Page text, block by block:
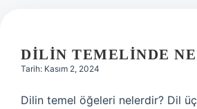
DILIN TEMELINDE
Tarih: Kasım 2, 2024
Dilin temel öğeleri nelerdir? Dil